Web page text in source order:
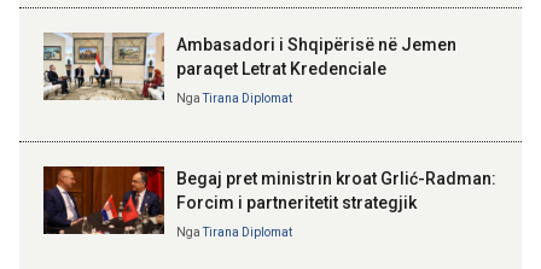
Kosovë!
Ambasadori i Shqipërisë në Jemen
paraqet Letrat Kredenciale
NgaTirana Diplomat
Begaj pret ministrin kroat Grlić-Radman:
Forcim i partneritetit strategjik
NgaTirana Diplomat